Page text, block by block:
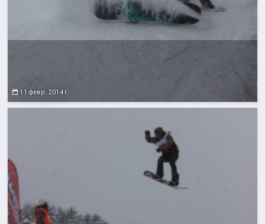
11 февр. 2014 г.